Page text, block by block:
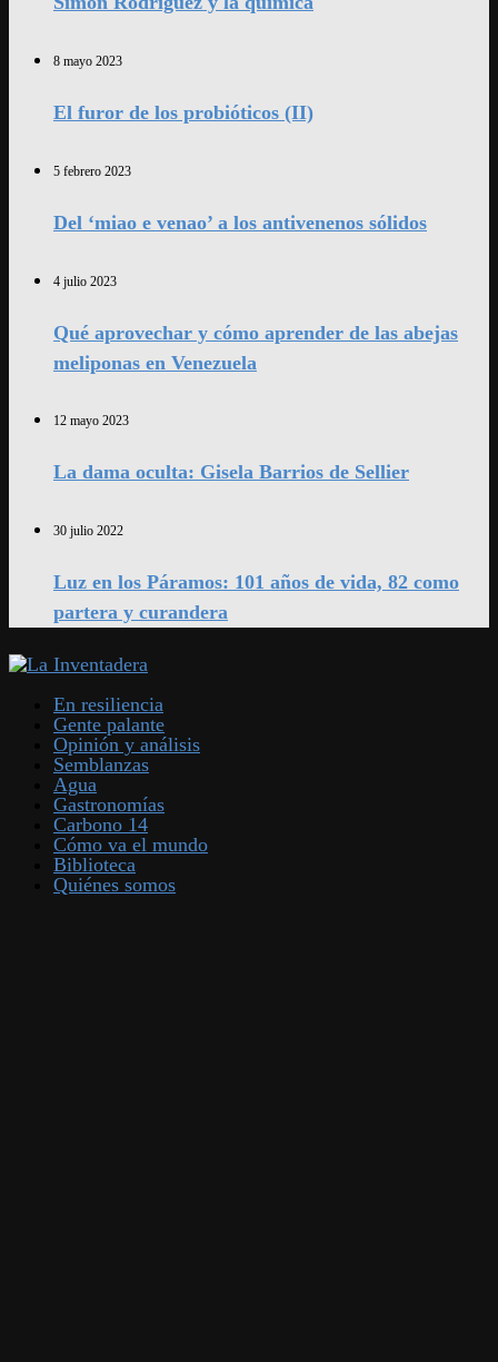
8 mayo 2023
El furor de los probióticos (II)
5 febrero 2023
Del ‘miao e venao’ a los antivenenos sólidos
4 julio 2023
Qué aprovechar y cómo aprender de las abejas
meliponas en Venezuela
12 mayo 2023
La dama oculta: Gisela Barrios de Sellier
30 julio 2022
Luz en los Páramos: 101 años de vida, 82 como
partera y curandera
En resiliencia
Gente palante
Opinión y análisis
Semblanzas
Agua
Gastronomías
Carbono 14
Cómo va el mundo
Biblioteca
Quiénes somos